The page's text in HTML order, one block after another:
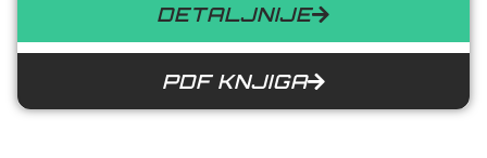
DETALJNIJE
PDF KNJIGA